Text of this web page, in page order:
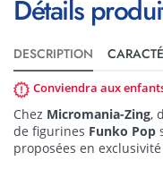
Détails
DESCRIPTION
Conviendra aux
Chez Micromania-Zing,
de figurines Funko Pop
proposées en exclusivité